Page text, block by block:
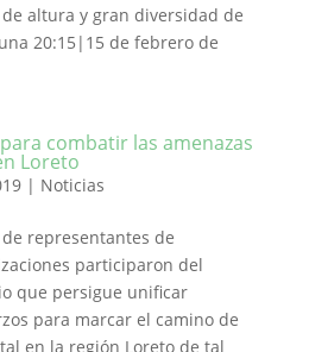
altura y gran diversidad de
20:15|15 de febrero de
combatir las amenazas
Loreto
| Noticias
representantes de
participaron del
que persigue unificar
para marcar el camino de
en la región Loreto de tal